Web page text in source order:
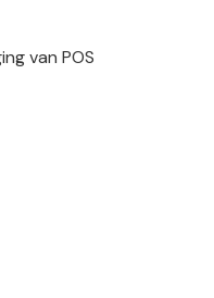
van POS